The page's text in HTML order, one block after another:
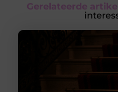
Gerelateerde